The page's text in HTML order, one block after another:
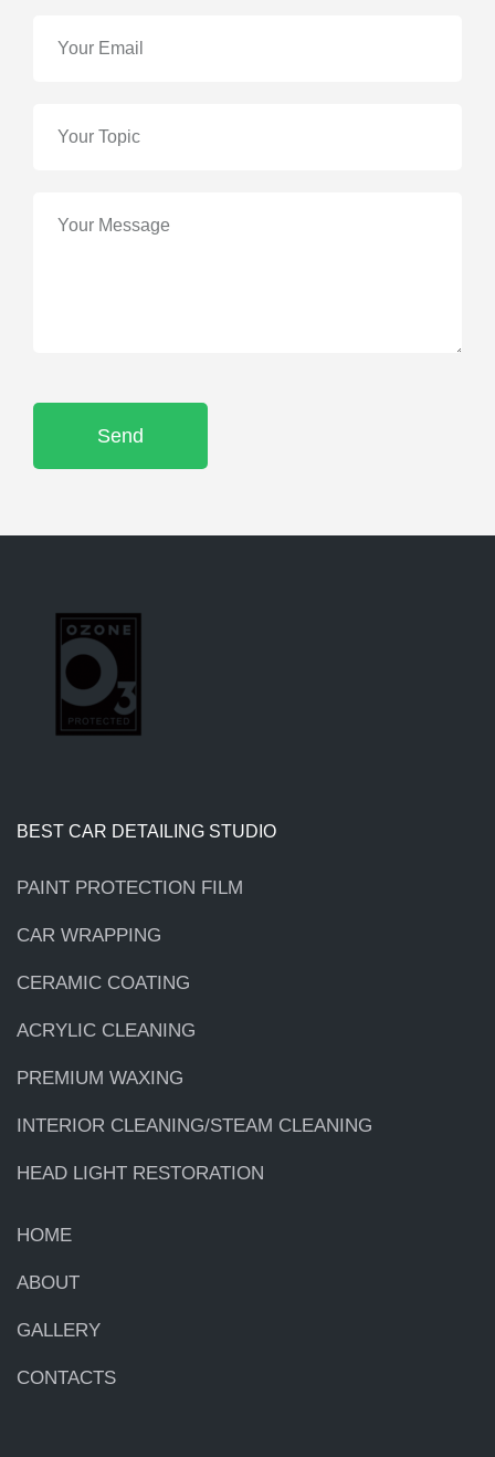
BEST CAR DETAILING STUDIO
PAINT PROTECTION FILM
CAR WRAPPING
CERAMIC COATING
ACRYLIC CLEANING
PREMIUM WAXING
INTERIOR CLEANING/STEAM CLEANING
HEAD LIGHT RESTORATION
HOME
ABOUT
GALLERY
CONTACTS